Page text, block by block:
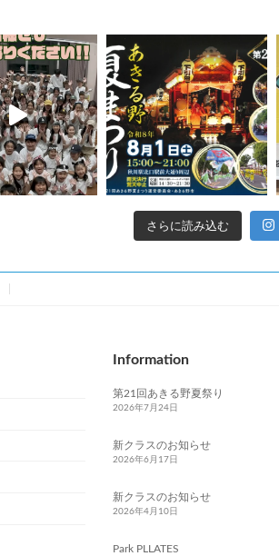
さらに読み込む
Information
第21回あきる野夏祭り
2026年7月24日
新クラスのお知らせ
2026年6月17日
新クラスのお知らせ
2026年4月10日
Park PLLATES